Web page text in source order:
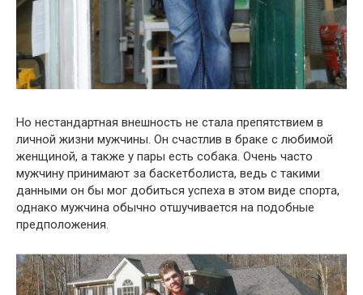
Но нестандартная внешность не стала препятствием в
личной жизни мужчины. Он счастлив в браке с любимой
женщиной, а также у пары есть собака. Очень часто
мужчину принимают за баскетболиста, ведь с такими
данными он бы мог добиться успеха в этом виде спорта,
однако мужчина обычно отшучивается на подобные
предположения.